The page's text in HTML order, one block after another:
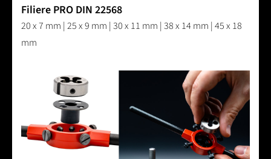
Filiere PRO DIN 22568
20 x 7 mm | 25 x 9 mm | 30 x 11 mm | 38 x 14 mm | 45 x 18
mm